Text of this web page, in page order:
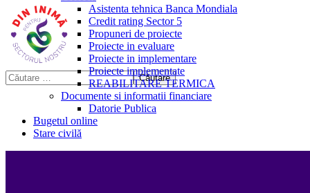
Asistenta tehnica Banca Mondiala
Credit rating Sector 5
Propuneri de proiecte
Proiecte in evaluare
Proiecte in implementare
Proiecte implementate
REABILITARE TERMICA
Documente si informatii financiare
Datorie Publica
Bugetul online
Stare civilă